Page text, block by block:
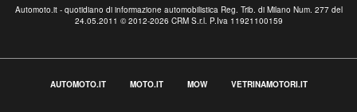
Automoto.it - quotidiano di informazione automobilistica Reg. Trib. di Milano Num. 277 del
24.05.2011 © 2012-2026 CRM S.r.l. P.Iva 11921100159
AUTOMOTO.IT MOTO.IT MOW VETRINAMOTORI.IT